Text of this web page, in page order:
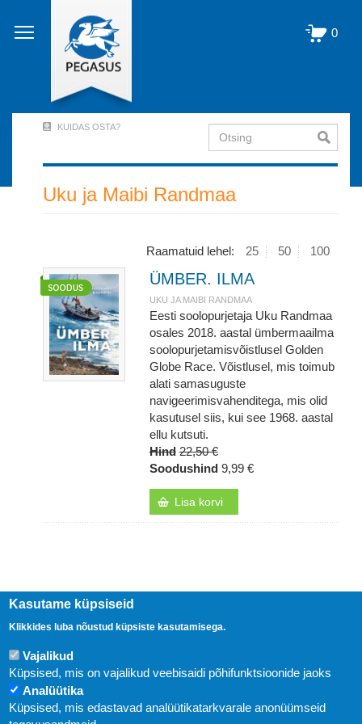
edasi
põhisisu
0
Account
Menu
KUIDAS OSTA? Otsing
Uku ja Maibi Randmaa
Raamatuid lehel: 25 50 100
ÜMBER. ILMA
UKU JA MAIBI RANDMAA
Eesti soolopurjetaja Uku Randmaa
osales 2018. aastal ümbermaailma
soolopurjetamisvõistlusel Golden
Globe Race. Võistlusel, mis toimub
alati samasuguste
navigeerimisvahenditega, mis olid
kasutusel siis, kui see 1968. aastal
ellu kutsuti.
Hind 22,50 €
Soodushind 9,99 €
Lisa korvi
Uudised
Kasutame küpsiseid
Klikkides luba nõustud küpsiste kasutamisega.
Vajalikud
Küpsised, mis on vajalikud veebisaidi põhifunktsioonide jaoks
Analüütika
Küpsised, mis edastavad analüütikatarkvarale anonüümseid